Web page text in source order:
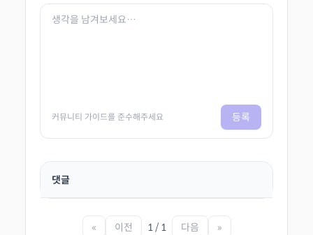
커뮤니티 가이드를 준수해주세요 등록
댓글
« 이전 1 / 1 다음 »